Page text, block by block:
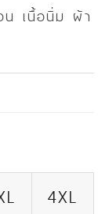
น เนื้อนิ่ม ผ้า
4XL